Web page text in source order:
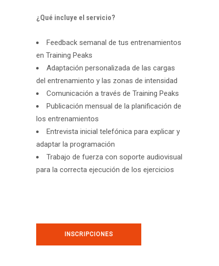
¿Qué incluye el servicio?
Feedback semanal de tus entrenamientos
en Training Peaks
Adaptación personalizada de las cargas
del entrenamiento y las zonas de intensidad
Comunicación a través de Training Peaks
Publicación mensual de la planificación de
los entrenamientos
Entrevista inicial telefónica para explicar y
adaptar la programación
Trabajo de fuerza con soporte audiovisual
para la correcta ejecución de los ejercicios
INSCRIPCIONES